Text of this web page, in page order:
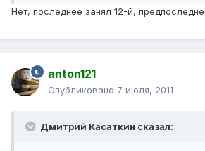
Нет, последнее занял 12-й,
anton121
Опубликовано 7 июля, 2011
Дмитрий Касаткин сказал: